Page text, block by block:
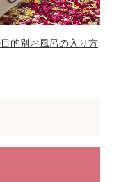
的別お風呂の入り方